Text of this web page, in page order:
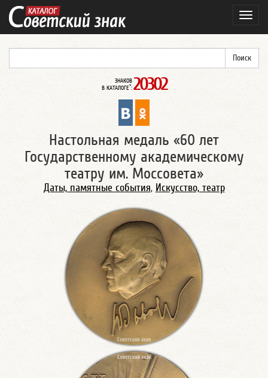
ЗНАКОВ
В КАТАЛОГЕ*: 20302
Настольная медаль «60 лет
Государственному академическому
театру им. Моссовета»
Даты, памятные события, Искусство, театр